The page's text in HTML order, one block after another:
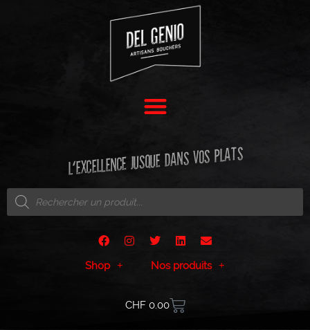
L'EXCELLENCE JUSQUE DANS VOS PLATS
Shop Nos produits
CHF0.00